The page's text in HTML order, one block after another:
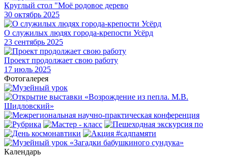
Круглый стол "Моё родовое дерево
30 октябрь 2025
О служилых людях города-крепости Усёрд
23 сентябрь 2025
Проект продолжает свою работу
17 июль 2025
Фотогалерея
Календарь